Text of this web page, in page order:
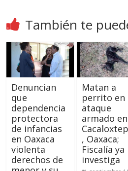
También te
Denuncian
que
dependencia
protectora
de infancias
en Oaxaca
violenta
derechos de
Matan a
perrito en
ataque
armado en
, Oaxaca;
Fiscalía ya
investiga